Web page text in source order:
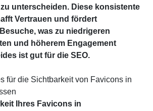
unterscheiden. Diese konsistente
Vertrauen und fördert
was zu niedrigeren
und höherem Engagement
ist gut für die SEO.
für die Sichtbarkeit von Favicons in
Ihres Favicons in